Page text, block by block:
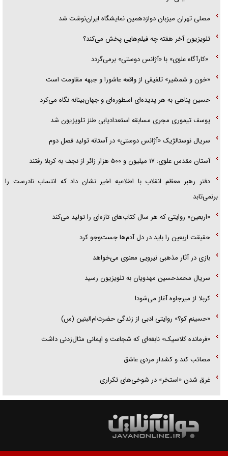
مصلی تهران میزبان دوازدهمین نمایشگاه ایران‌نوشت شد
تلویزیون آخر هفته چه فیلم‌هایی پخش می‌کند؟
«کارآگاه علوی» با «آژانس دوستی» برمی‌گردد
«خون و شمشیر» تلفیقی از واقعه عاشورا و جبهه مقاومت است
حسین پناهی به هر پدیده‌ای اسطوره‌ای و جهان‌بینانه نگاه می‌کرد
یوسف تیموری مجری مسابقه استعدادیابی طنز تلویزیون شد
سریال نوستالژیک «آژانس دوستی» در آستانه تولید فصل دوم
آستان مقدس علوی: ۱۷ میلیون و ۵۰۰ هزار زائر از نجف به کربلا رفتند
دفتر رهبر معظم انقلاب با اطلاعیه اخیر نشان داد که انتساب نادرست را
برنمی‌تابد
«اربعین» روایتی که هر سال کتاب‌های تازه‌ای را تولید می‌کند
حقیقت اربعین را باید در دل آدم‌ها جست‌و‌جو کرد
بازی در آثار مذهبی نیرویی معنوی می‌خواهد
سریال محمدحسین مهدویان به تلویزیون رسید
کربلا از میرجاوه آغاز می‌شود!
«حسینم کو؟» روایتی ادبی از زندگی حضرت‌ام‌البنین (س)
«فرمانده کلاسیک» نابغه‌ای که شجاعت و ایمانی مثال‌زدنی داشت
مصائب کند و کشدار مردی عاشق
غرق شدن «استخر» در شوخی‌های تکراری